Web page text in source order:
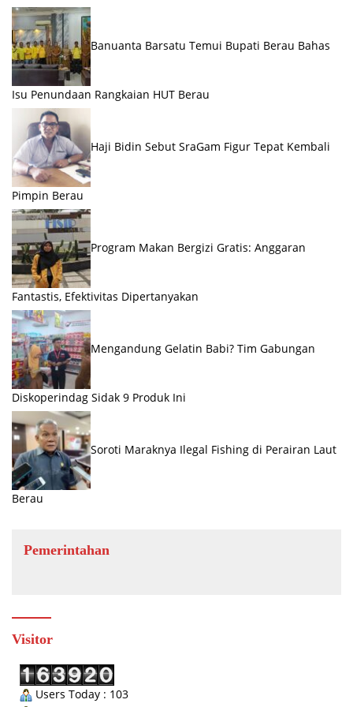
Banuanta Barsatu Temui Bupati Berau Bahas
Isu Penundaan Rangkaian HUT Berau
Haji Bidin Sebut SraGam Figur Tepat Kembali
Pimpin Berau
Program Makan Bergizi Gratis: Anggaran
Fantastis, Efektivitas Dipertanyakan
Mengandung Gelatin Babi? Tim Gabungan
Diskoperindag Sidak 9 Produk Ini
Soroti Maraknya Ilegal Fishing di Perairan Laut
Berau
Pemerintahan
Visitor
Users Today : 103